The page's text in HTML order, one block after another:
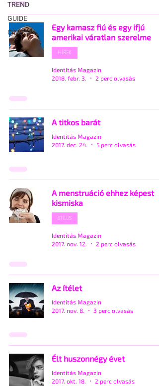
TREND
GUIDE
CÍMLAP
Egy kamasz fiú és egy ifjú
amerikai váratlan szerelme
HÍREK
Identitás Magazin
2018. febr. 3.
2 perc olvasás
A titkos barát
Identitás Magazin
2017. dec. 24.
5 perc olvasás
A menstruáció ehhez képest
kismiska
STÍLUS
Identitás Magazin
2017. nov. 12.
2 perc olvasás
Az ítélet
Identitás Magazin
2017. nov. 8.
3 perc olvasás
Élt huszonnégy évet
Identitás Magazin
2017. okt. 18.
2 perc olvasás